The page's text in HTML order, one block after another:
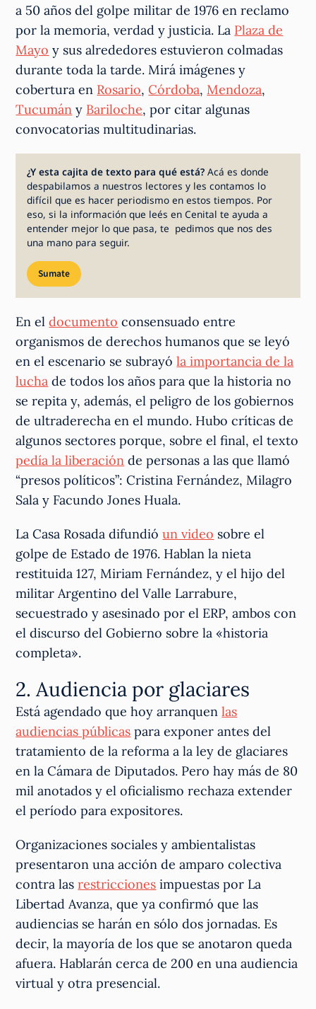
a 50 años del golpe militar de 1976 en reclamo
por la memoria, verdad y justicia. La Plaza de
Mayo y sus alrededores estuvieron colmadas
durante toda la tarde. Mirá imágenes y
cobertura en Rosario,Córdoba,Mendoza,
Tucumán y Bariloche, por citar algunas
convocatorias multitudinarias.
¿Y esta cajita de texto para qué está?Acá es donde
despabilamos a nuestros lectores y les contamos lo
difícil que es hacer periodismo en estos tiempos. Por
eso, si la información que leés en Cenital te ayuda a
entender mejor lo que pasa, te pedimos que nos des
una mano para seguir.
Sumate
En eldocumento consensuado entre
organismos de derechos humanos que se leyó
en el escenario se subrayóla importancia de la
lucha de todos los años para que la historia no
se repita y, además, el peligro de los gobiernos
de ultraderecha en el mundo. Hubo críticas de
algunos sectores porque, sobre el final, el texto
pedía la liberación de personas a las que llamó
“presos políticos”: Cristina Fernández, Milagro
Sala y Facundo Jones Huala.
La Casa Rosada difundióun video sobre el
golpe de Estado de 1976. Hablan la nieta
restituida 127, Miriam Fernández, y el hijo del
militar Argentino del Valle Larrabure,
secuestrado y asesinado por el ERP, ambos con
el discurso del Gobierno sobre la «historia
completa».
2. Audiencia por glaciares
Está agendado que hoy arranquenlas
audiencias públicas para exponer antes del
tratamiento de la reforma a la ley de glaciares
en la Cámara de Diputados. Pero hay más de 80
mil anotados y el oficialismo rechaza extender
el período para expositores.
Organizaciones sociales y ambientalistas
presentaron una acción de amparo colectiva
contra lasrestricciones impuestas por La
Libertad Avanza, que ya confirmó que las
audiencias se harán en sólo dos jornadas. Es
decir, la mayoría de los que se anotaron queda
afuera. Hablarán cerca de 200 en una audiencia
virtual y otra presencial.